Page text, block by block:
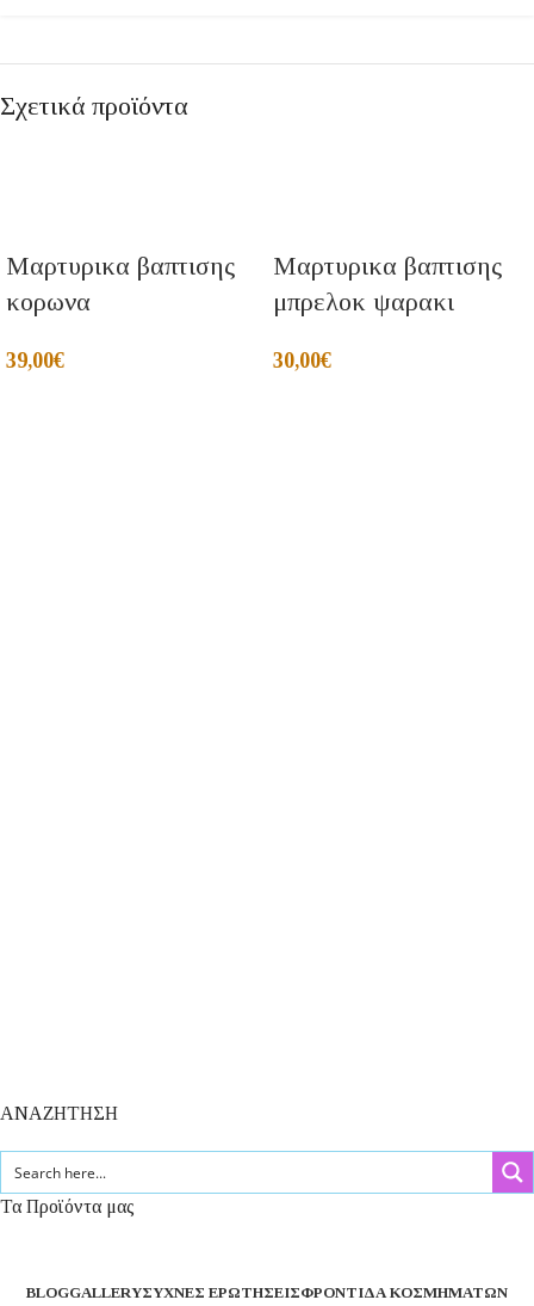
Σχετικά προϊόντα
Μαρτυρικα βαπτισης
κορωνα
39,00€
Μαρτυρικα βαπτισης
μπρελοκ ψαρακι
30,00€
ΑΝΑΖΗΤΗΣΗ
Τα Προϊόντα μας
BLOGGALLERYΣΥΧΝΈΣ ΕΡΩΤΉΣΕΙΣΦΡΟΝΤΊΔΑ ΚΟΣΜΗΜΆΤΩΝ